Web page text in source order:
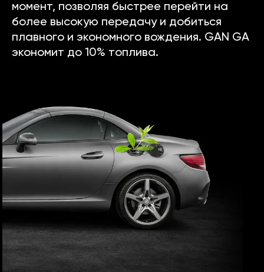
момент, позволяя быстрее перейти на
более высокую передачу и добиться
плавного и экономного вождения. GAN GA
экономит до 10% топлива.